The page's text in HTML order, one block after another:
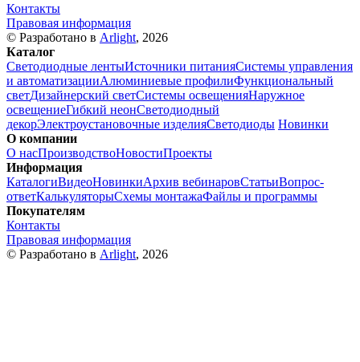
Контакты
Правовая информация
© Разработано в Arlight, 2026
Каталог
Светодиодные лентыИсточники питанияСистемы управления
и автоматизацииАлюминиевые профилиФункциональный
светДизайнерский светСистемы освещенияНаружное
освещениеГибкий неонСветодиодный
декорЭлектроустановочные изделияСветодиоды Новинки
О компании
О насПроизводствоНовостиПроекты
Информация
КаталогиВидеоНовинкиАрхив вебинаровСтатьиВопрос-
ответКалькуляторыСхемы монтажаФайлы и программы
Покупателям
Контакты
Правовая информация
© Разработано в Arlight, 2026